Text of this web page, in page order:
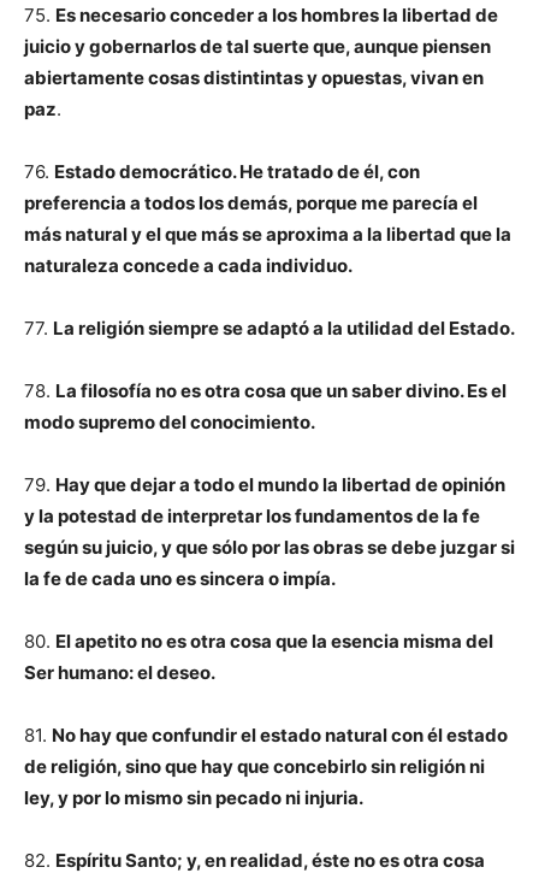
75. Es necesario conceder a los hombres la libertad de
juicio y gobernarlos de tal suerte que, aunque piensen
abiertamente cosas distintintas y opuestas, vivan en
paz.
76. Estado democrático. He tratado de él, con
preferencia a todos los demás, porque me parecía el
más natural y el que más se aproxima a la libertad que la
naturaleza concede a cada individuo.
77. La religión siempre se adaptó a la utilidad del Estado.
78. La filosofía no es otra cosa que un saber divino. Es el
modo supremo del conocimiento.
79. Hay que dejar a todo el mundo la libertad de opinión
y la potestad de interpretar los fundamentos de la fe
según su juicio, y que sólo por las obras se debe juzgar si
la fe de cada uno es sincera o impía.
80. El apetito no es otra cosa que la esencia misma del
Ser humano: el deseo.
81. No hay que confundir el estado natural con él estado
de religión, sino que hay que concebirlo sin religión ni
ley, y por lo mismo sin pecado ni injuria.
82. Espíritu Santo; y, en realidad, éste no es otra cosa